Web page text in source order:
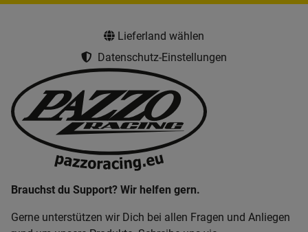
Lieferland wählen
Datenschutz-Einstellungen
Brauchst du Support? Wir helfen gern.
Gerne unterstützen wir Dich bei allen Fragen und Anliegen